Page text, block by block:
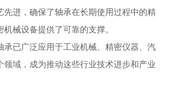
先进，确保了轴承在长期使用过程中的精
械设备提供了可靠的支撑。
承已广泛应用于工业机械、精密仪器、汽
领域，成为推动这些行业技术进步和产业